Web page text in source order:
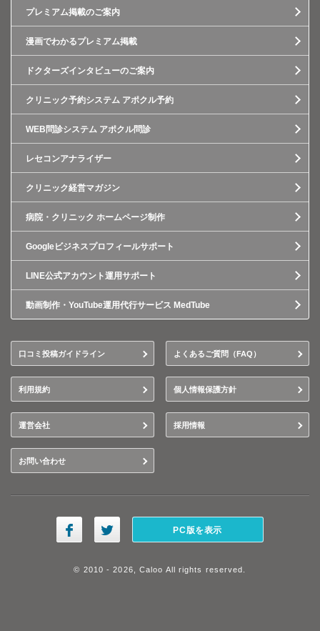
プレミアム掲載のご案内
漫画でわかるプレミアム掲載
ドクターズインタビューのご案内
クリニック予約システム アポクル予約
WEB問診システム アポクル問診
レセコンアナライザー
クリニック経営マガジン
病院・クリニック ホームページ制作
Googleビジネスプロフィールサポート
LINE公式アカウント運用サポート
動画制作・YouTube運用代行サービス MedTube
口コミ投稿ガイドライン よくあるご質問（FAQ）
利用規約 個人情報保護方針
運営会社 採用情報
お問い合わせ
PC版を表示
© 2010 - 2026, Caloo All rights reserved.